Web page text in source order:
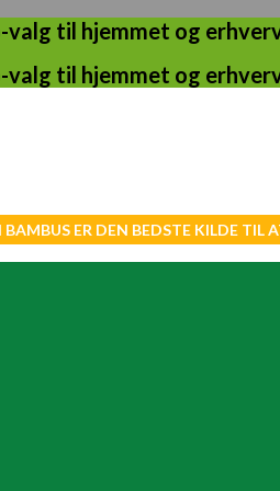
til hjemmet og
til hjemmet og
ER DEN BEDSTE KILDE